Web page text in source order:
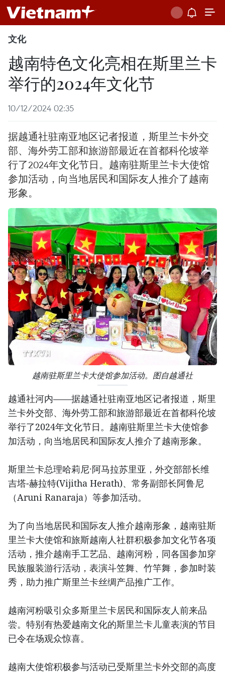
文化
越南特色文化亮相在斯里兰卡
举行的2024年文化节
10/12/2024 02:35
据越通社驻南亚地区记者报道，斯里兰卡外交
部、海外劳工部和旅游部最近在首都科伦坡举
行了2024年文化节日。越南驻斯里兰卡大使馆
参加活动，向当地居民和国际友人推介了越南
形象。
越南驻斯里兰卡大使馆参加活动。图自越通社
越通社河内——据越通社驻南亚地区记者报道，斯里
兰卡外交部、海外劳工部和旅游部最近在首都科伦坡
举行了2024年文化节日。越南驻斯里兰卡大使馆参
加活动，向当地居民和国际友人推介了越南形象。
斯里兰卡总理哈莉尼·阿马拉苏里亚，外交部部长维
吉塔-赫拉特(Vijitha Herath)、常务副部长阿鲁尼
（Aruni Ranaraja）等参加活动。
为了向当地居民和国际友人推介越南形象，越南驻斯
里兰卡大使馆和旅斯越南人社群积极参加文化节各项
活动，推介越南手工艺品、越南河粉，同各国参加穿
民族服装游行活动，表演斗笠舞、竹竿舞，参加时装
秀，助力推广斯里兰卡丝绸产品推广工作。
越南河粉吸引众多斯里兰卡居民和国际友人前来品
尝。特别有热爱越南文化的斯里兰卡儿童表演的节目
已令在场观众惊喜。
越南大使馆积极参与活动已受斯里兰卡外交部的高度